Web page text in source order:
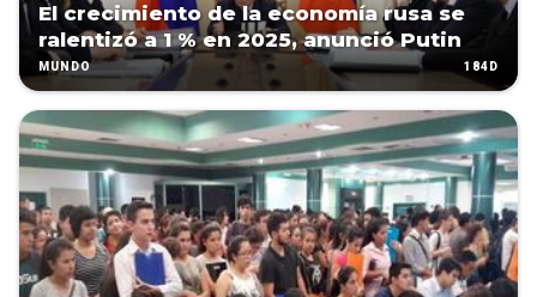
El crecimiento de la economía rusa se
ralentizó a 1 % en 2025, anunció Putin
MUNDO 184D